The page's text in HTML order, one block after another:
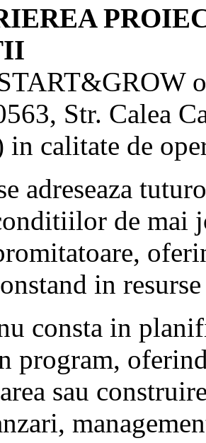
Str. Calea
in calitate de
adreseaza
de mai
in
consta in
program,
sau